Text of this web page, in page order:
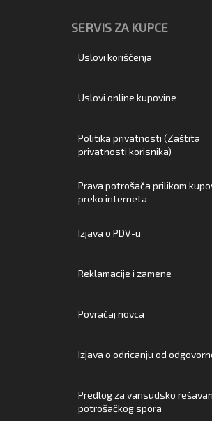
SERVIS ZA KUPCE
Uslovi korišćenja
Uslovi online kupovine
Politika privatnosti (Zaštita
privatnosti korisnika)
Prava potrošača prilikom
preko interneta
Izjava o PDV-u
Reklamacije i zamene
Povraćaj novca
Izjava o odricanju od
Predlog za vansudsko
potrošačkog spora